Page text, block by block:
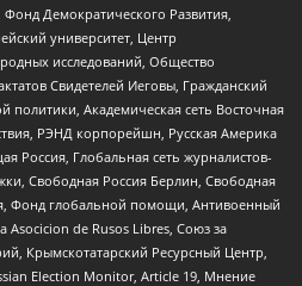
Демократического Развития,
университет, Центр
исследований, Общество
Свидетелей Иеговы, Гражданский
политики, Академическая сеть Восточная
РЭНД корпорейшн, Русская Америка
Россия, Глобальная сеть журналистов-
Свободная Россия Берлин, Свободная
Фонд глобальной помощи, Антивоенный
Asocicion de Rusos Libres, Союз за
Крымскотатарский Ресурсный Центр,
Election Monitor, Article 19, Мнение